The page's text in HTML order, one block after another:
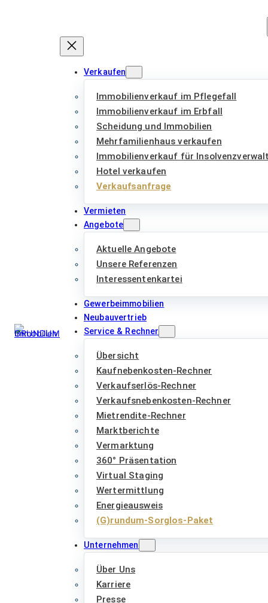
Verkaufen
Immobilienverkauf im Pflegefall
Immobilienverkauf im Erbfall
Scheidung und Immobilien
Mehrfamilienhaus verkaufen
Immobilienverkauf für
Hotel verkaufen
Verkaufsanfrage
Vermieten
Angebote
Aktuelle Angebote
Unsere Referenzen
Interessentenkartei
Gewerbeimmobilien
Neubauvertrieb
Service & Rechner
Übersicht
Kaufnebenkosten-Rechner
Verkaufserlös-Rechner
Verkaufsnebenkosten-Rechner
Mietrendite-Rechner
Marktberichte
Vermarktung
360° Präsentation
Virtual Staging
Wertermittlung
Energieausweis
(G)rundum-Sorglos-Paket
Unternehmen
Über Uns
Karriere
Presse